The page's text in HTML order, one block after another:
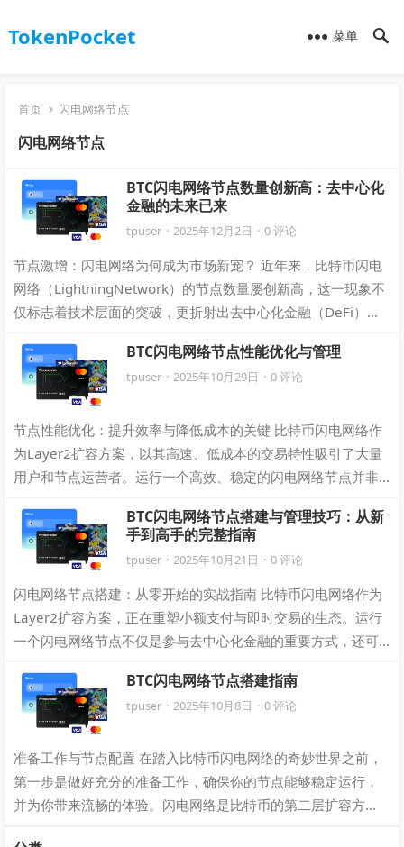
TokenPocket 菜单
首页 闪电网络节点
闪电网络节点
BTC闪电网络节点数量创新高：去中心化
金融的未来已来
tpuser · 2025年12月2日 · 0 评论
节点激增：闪电网络为何成为市场新宠？ 近年来，比特币闪电
网络（LightningNetwork）的节点数量屡创新高，这一现象不
仅标志着技术层面的突破，更折射出去中心化金融（DeFi）生
BTC闪电网络节点性能优化与管理
tpuser · 2025年10月29日 · 0 评论
节点性能优化：提升效率与降低成本的关键 比特币闪电网络作
为Layer2扩容方案，以其高速、低成本的交易特性吸引了大量
用户和节点运营者。运行一个高效、稳定的闪电网络节点并非
BTC闪电网络节点搭建与管理技巧：从新
手到高手的完整指南
tpuser · 2025年10月21日 · 0 评论
闪电网络节点搭建：从零开始的实战指南 比特币闪电网络作为
Layer2扩容方案，正在重塑小额支付与即时交易的生态。运行
一个闪电网络节点不仅是参与去中心化金融的重要方式，还可
BTC闪电网络节点搭建指南
tpuser · 2025年10月8日 · 0 评论
准备工作与节点配置 在踏入比特币闪电网络的奇妙世界之前，
第一步是做好充分的准备工作，确保你的节点能够稳定运行，
并为你带来流畅的体验。闪电网络是比特币的第二层扩容方